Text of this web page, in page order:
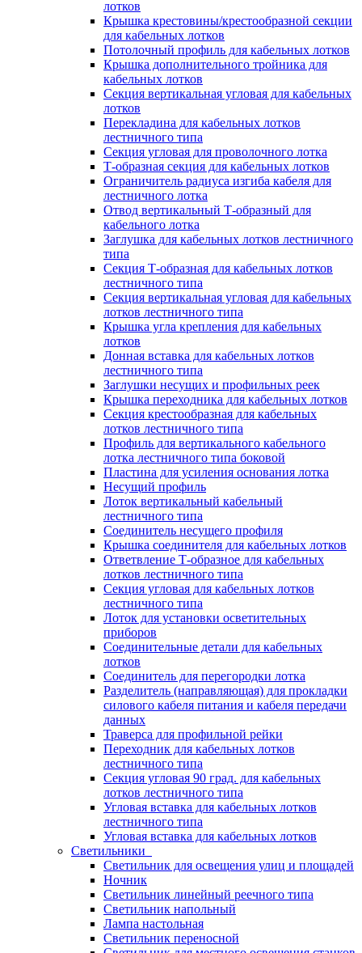
лотков
Крышка крестовины/крестообразной секции
для кабельных лотков
Потолочный профиль для кабельных лотков
Крышка дополнительного тройника для
кабельных лотков
Секция вертикальная угловая для кабельных
лотков
Перекладина для кабельных лотков
лестничного типа
Секция угловая для проволочного лотка
Т-образная секция для кабельных лотков
Ограничитель радиуса изгиба кабеля для
лестничного лотка
Отвод вертикальный Т-образный для
кабельного лотка
Заглушка для кабельных лотков лестничного
типа
Секция Т-образная для кабельных лотков
лестничного типа
Секция вертикальная угловая для кабельных
лотков лестничного типа
Крышка угла крепления для кабельных
лотков
Донная вставка для кабельных лотков
лестничного типа
Заглушки несущих и профильных реек
Крышка переходника для кабельных лотков
Секция крестообразная для кабельных
лотков лестничного типа
Профиль для вертикального кабельного
лотка лестничного типа боковой
Пластина для усиления основания лотка
Несущий профиль
Лоток вертикальный кабельный
лестничного типа
Соединитель несущего профиля
Крышка соединителя для кабельных лотков
Ответвление Т-образное для кабельных
лотков лестничного типа
Секция угловая для кабельных лотков
лестничного типа
Лоток для установки осветительных
приборов
Соединительные детали для кабельных
лотков
Соединитель для перегородки лотка
Разделитель (направляющая) для прокладки
силового кабеля питания и кабеля передачи
данных
Траверса для профильной рейки
Переходник для кабельных лотков
лестничного типа
Секция угловая 90 град. для кабельных
лотков лестничного типа
Угловая вставка для кабельных лотков
лестничного типа
Угловая вставка для кабельных лотков
Светильники
Светильник для освещения улиц и площадей
Ночник
Светильник линейный реечного типа
Светильник напольный
Лампа настольная
Светильник переносной